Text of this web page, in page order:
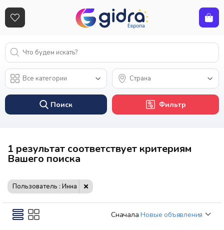
Поиск Фильтр
1 результат соответствует критериям
Вашего поиска
Пользователь : Инна
Сначала Новые объявления